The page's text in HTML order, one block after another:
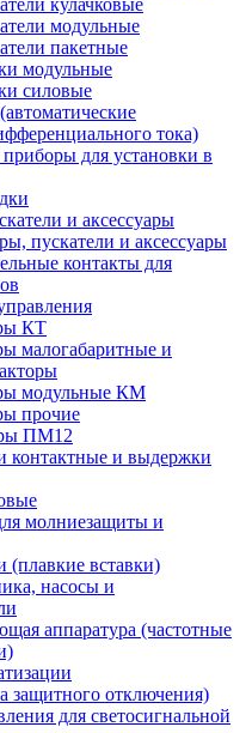
кулачковые
модульные
пакетные
модульные
силовые
тока)
для установки в
и аксессуары
пускатели и аксессуары
контакты для
КТ
малогабаритные и
модульные КМ
прочие
ПМ12
контактные и выдержки
молниезащиты и
(плавкие вставки)
насосы и
аппаратура (частотные
защитного отключения)
для светосигнальной